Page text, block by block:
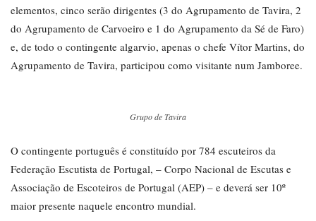
elementos, cinco serão dirigentes (3 do Agrupamento de Tavira, 2
do Agrupamento de Carvoeiro e 1 do Agrupamento da Sé de Faro)
e, de todo o contingente algarvio, apenas o chefe Vítor Martins, do
Agrupamento de Tavira, participou como visitante num Jamboree.
Grupo de Tavira
O contingente português é constituído por 784 escuteiros da
Federação Escutista de Portugal, – Corpo Nacional de Escutas e
Associação de Escoteiros de Portugal (AEP) – e deverá ser 10º
maior presente naquele encontro mundial.